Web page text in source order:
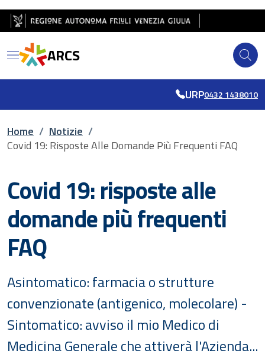
Salta al contenuto principale
Salta al piè di pagina
ARCS
URP0432 1438010
Briciole di pane
Home / Notizie /
Covid 19: Risposte Alle Domande Più Frequenti FAQ
Covid 19: risposte alle
domande più frequenti
FAQ
Asintomatico: farmacia o strutture
convenzionate (antigenico, molecolare) -
Sintomatico: avviso il mio Medico di
Medicina Generale che attiverà l'Azienda...